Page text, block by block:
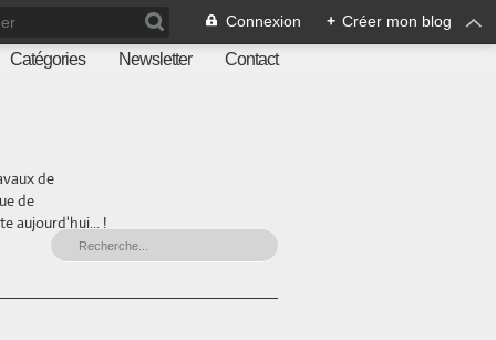
Connexion + Créer mon blog
Catégories Newsletter Contact
de
de
aujourd'hui... !